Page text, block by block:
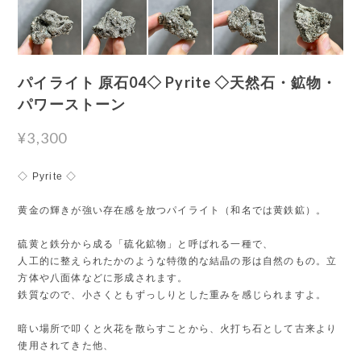
パイライト 原石04◇ Pyrite ◇天然石・鉱物・
パワーストーン
¥3,300
◇ Pyrite ◇
黄金の輝きが強い存在感を放つパイライト（和名では黄鉄鉱）。
硫黄と鉄分から成る「硫化鉱物」と呼ばれる一種で、
人工的に整えられたかのような特徴的な結晶の形は自然のもの。立
方体や八面体などに形成されます。
鉄質なので、小さくともずっしりとした重みを感じられますよ。
暗い場所で叩くと火花を散らすことから、火打ち石として古来より
使用されてきた他、